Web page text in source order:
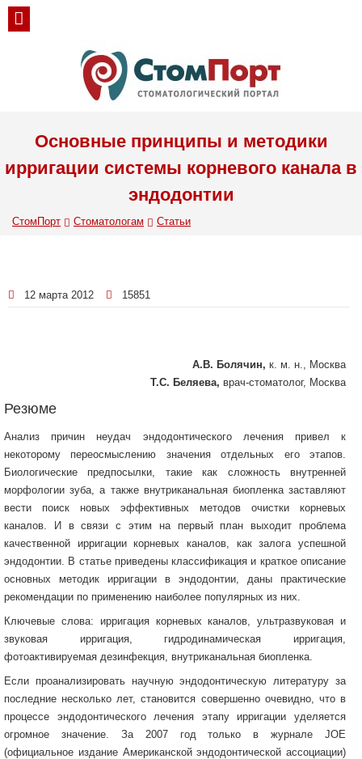
Основные принципы и методики
ирригации системы корневого канала в
эндодонтии
СтомПорт Стоматологам Статьи
12 марта 2012 15851
А.В. Болячин, к. м. н., Москва
Т.С. Беляева, врач-стоматолог, Москва
Резюме
Анализ причин неудач эндодонтического лечения привел к
некоторому переосмыслению значения отдельных его этапов.
Биологические предпосылки, такие как сложность внутренней
морфологии зуба, а также внутриканальная биопленка заставляют
вести поиск новых эффективных методов очистки корневых
каналов. И в связи с этим на первый план выходит проблема
качественной ирригации корневых каналов, как залога успешной
эндодонтии. В статье приведены классификация и краткое описание
основных методик ирригации в эндодонтии, даны практические
рекомендации по применению наиболее популярных из них.
Ключевые слова: ирригация корневых каналов, ультразвуковая и
звуковая ирригация, гидродинамическая ирригация,
фотоактивируемая дезинфекция, внутриканальная биопленка.
Если проанализировать научную эндодонтическую литературу за
последние несколько лет, становится совершенно очевидно, что в
процессе эндодонтического лечения этапу ирригации уделяется
огромное значение. За 2007 год только в журнале JOE
(официальное издание Американской эндодонтической ассоциации)